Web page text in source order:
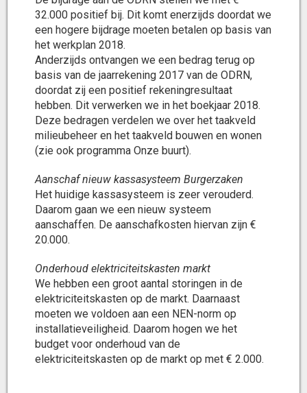
32.000 positief bij. Dit komt enerzijds doordat we
een hogere bijdrage moeten betalen op basis van
het werkplan 2018.
Anderzijds ontvangen we een bedrag terug op
basis van de jaarrekening 2017 van de ODRN,
doordat zij een positief rekeningresultaat
hebben. Dit verwerken we in het boekjaar 2018.
Deze bedragen verdelen we over het taakveld
milieubeheer en het taakveld bouwen en wonen
(zie ook programma Onze buurt).
Aanschaf nieuw kassasysteem Burgerzaken
Het huidige kassasysteem is zeer verouderd.
Daarom gaan we een nieuw systeem
aanschaffen. De aanschafkosten hiervan zijn €
20.000.
Onderhoud elektriciteitskasten markt
We hebben een groot aantal storingen in de
elektriciteitskasten op de markt. Daarnaast
moeten we voldoen aan een NEN-norm op
installatieveiligheid. Daarom hogen we het
budget voor onderhoud van de
elektriciteitskasten op de markt op met € 2.000.